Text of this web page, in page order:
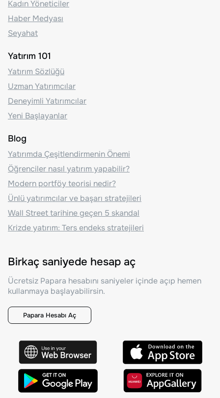
Kadın Yöneticiler
Haber Medyası
Seyahat
Yatırım 101
Yatırım Sözlüğü
Uzman Yatırımcılar
Deneyimli Yatırımcılar
Yeni Başlayanlar
Blog
Yatırımda Çeşitlendirmenin Önemi
Öğrenciler nasıl yatırım yapabilir?
Modern portföy teorisi nedir?
Ünlü yatırımcılar ve başarı stratejileri
Wall Street tarihine geçen 5 skandal
Krizde yatırım: Ters endeks stratejileri
Birkaç saniyede hesap aç
Ücretsiz Papara hesabını saniyeler içinde açıp hemen
kullanmaya başlayabilirsin.
Papara Hesabı Aç